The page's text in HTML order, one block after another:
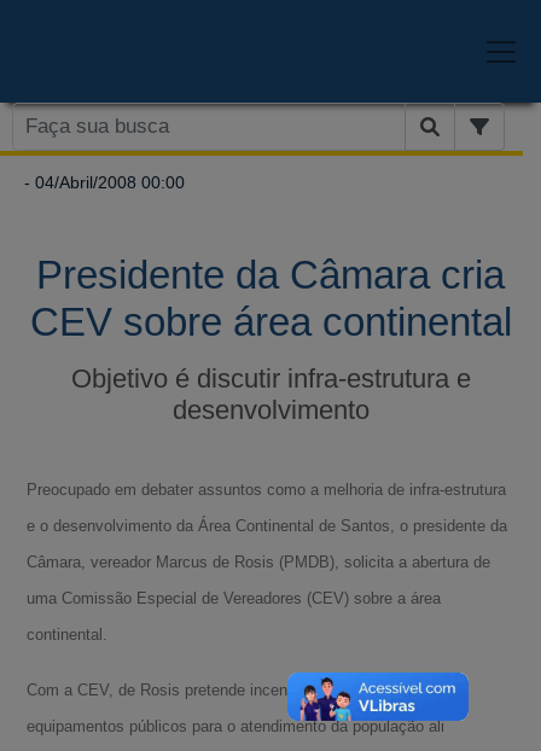
- 04/Abril/2008 00:00
Presidente da Câmara cria
CEV sobre área continental
Objetivo é discutir infra-estrutura e
desenvolvimento
Preocupado em debater assuntos como a melhoria de infra-estrutura
e o desenvolvimento da Área Continental de Santos, o presidente da
Câmara, vereador Marcus de Rosis (PMDB), solicita a abertura de
uma Comissão Especial de Vereadores (CEV) sobre a área
continental.
Com a CEV, de Rosis pretende incentivar a instalação de
equipamentos públicos para o atendimento da população ali